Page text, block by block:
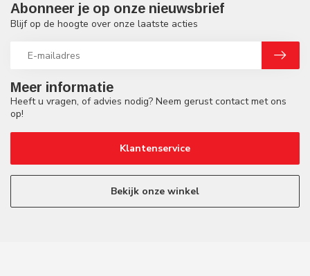
Meer informatie
Heeft u vragen, of advies nodig? Neem gerust contact met ons
op!
Klantenservice
Bekijk onze winkel
Abonneer je op onze nieuwsbrief
Blijf op de hoogte over onze laatste acties